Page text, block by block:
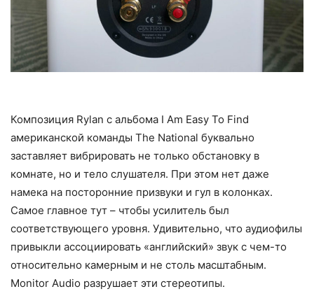
Композиция Rylan с альбома I Am Easy To Find
американской команды The National буквально
заставляет вибрировать не только обстановку в
комнате, но и тело слушателя. При этом нет даже
намека на посторонние призвуки и гул в колонках.
Самое главное тут – чтобы усилитель был
соответствующего уровня. Удивительно, что аудиофилы
привыкли ассоциировать «английский» звук с чем-то
относительно камерным и не столь масштабным.
Monitor Audio разрушает эти стереотипы.